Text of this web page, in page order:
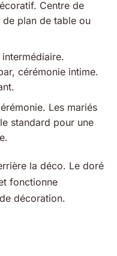
Centre de
plan de table ou
cérémonie intime.
Les mariés
standard pour une
la déco. Le doré
fonctionne
décoration.